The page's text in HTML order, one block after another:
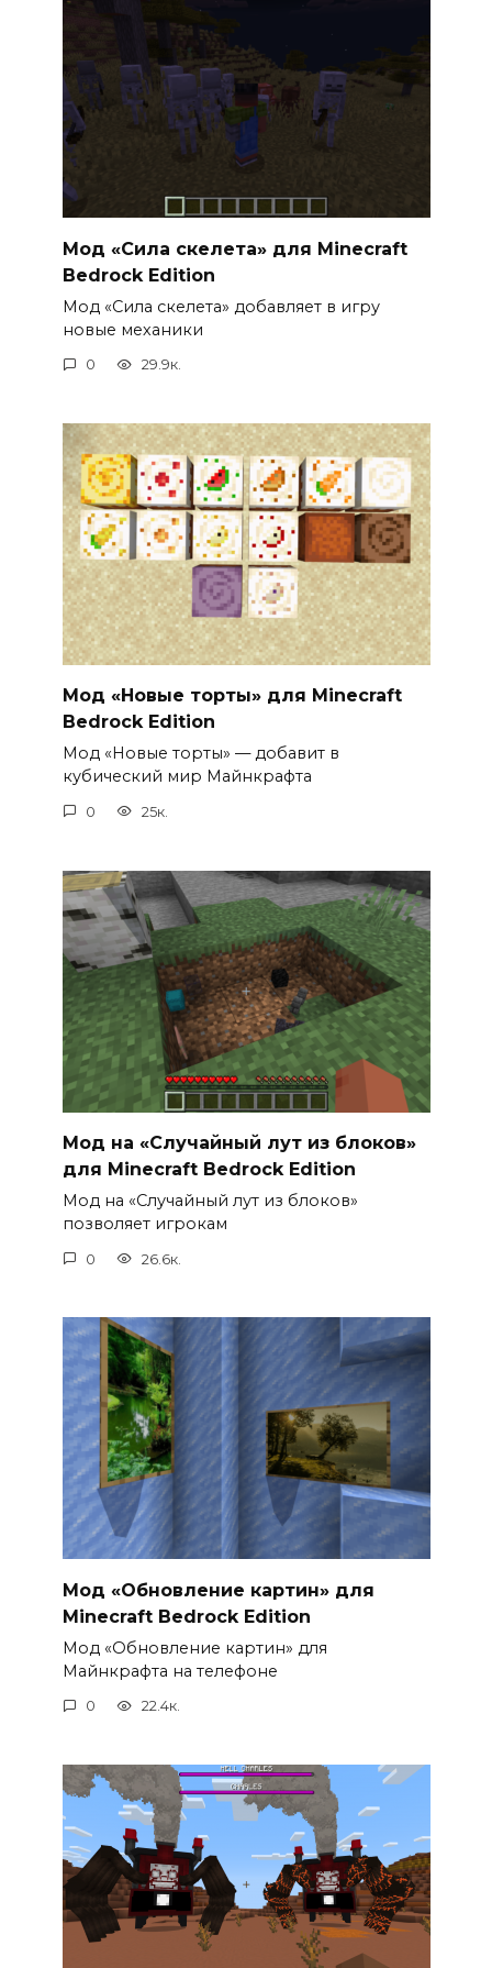
Мод «Сила скелета» для Minecraft
Bedrock Edition
Мод «Сила скелета» добавляет в игру
новые механики
0 29.9к.
Мод «Новые торты» для Minecraft
Bedrock Edition
Мод «Новые торты» — добавит в
кубический мир Майнкрафта
0 25к.
Мод на «Случайный лут из блоков»
для Minecraft Bedrock Edition
Мод на «Случайный лут из блоков»
позволяет игрокам
0 26.6к.
Мод «Обновление картин» для
Minecraft Bedrock Edition
Мод «Обновление картин» для
Майнкрафта на телефоне
0 22.4к.